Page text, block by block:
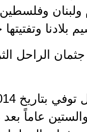
ولبنان
بلادنا
الراحل
والستين عاماً